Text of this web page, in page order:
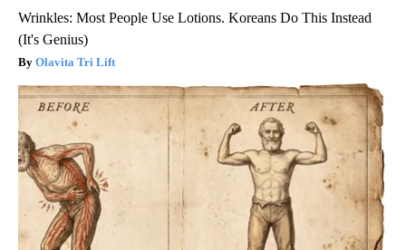
Wrinkles: Most People Use Lotions. Koreans Do This Instead
(It's Genius)
Olavita Tri Lift